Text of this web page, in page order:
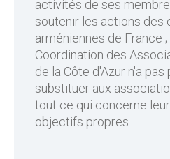
activités de ses
soutenir les actions des
arméniennes de France
Coordination des
de la Côte d'Azur n'a
substituer aux
tout ce qui concerne
objectifs propres